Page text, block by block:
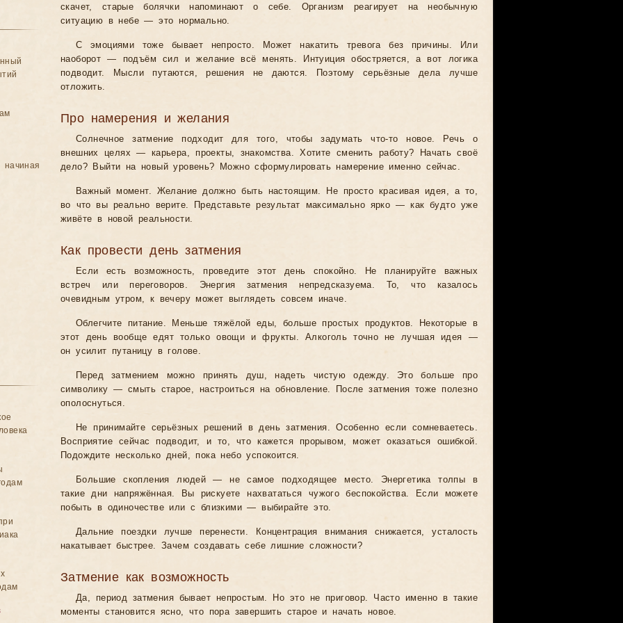
скачет, старые болячки напоминают о себе. Организм реагирует на необычную
ситуацию в небе — это нормально.
С эмоциями тоже бывает непросто. Может накатить тревога без причины. Или
наоборот — подъём сил и желание всё менять. Интуиция обостряется, а вот логика
подводит. Мысли путаются, решения не даются. Поэтому серьёзные дела лучше
отложить.
Про намерения и желания
Солнечное затмение подходит для того, чтобы задумать что-то новое. Речь о
внешних целях — карьера, проекты, знакомства. Хотите сменить работу? Начать своё
дело? Выйти на новый уровень? Можно сформулировать намерение именно сейчас.
Важный момент. Желание должно быть настоящим. Не просто красивая идея, а то,
во что вы реально верите. Представьте результат максимально ярко — как будто уже
живёте в новой реальности.
Как провести день затмения
Если есть возможность, проведите этот день спокойно. Не планируйте важных
встреч или переговоров. Энергия затмения непредсказуема. То, что казалось
очевидным утром, к вечеру может выглядеть совсем иначе.
Облегчите питание. Меньше тяжёлой еды, больше простых продуктов. Некоторые в
этот день вообще едят только овощи и фрукты. Алкоголь точно не лучшая идея —
он усилит путаницу в голове.
Перед затмением можно принять душ, надеть чистую одежду. Это больше про
символику — смыть старое, настроиться на обновление. После затмения тоже полезно
ополоснуться.
Не принимайте серьёзных решений в день затмения. Особенно если сомневаетесь.
Восприятие сейчас подводит, и то, что кажется прорывом, может оказаться ошибкой.
Подождите несколько дней, пока небо успокоится.
Большие скопления людей — не самое подходящее место. Энергетика толпы в
такие дни напряжённая. Вы рискуете нахвататься чужого беспокойства. Если можете
побыть в одиночестве или с близкими — выбирайте это.
Дальние поездки лучше перенести. Концентрация внимания снижается, усталость
накатывает быстрее. Зачем создавать себе лишние сложности?
Затмение как возможность
Да, период затмения бывает непростым. Но это не приговор. Часто именно в такие
моменты становится ясно, что пора завершить старое и начать новое.
начиная